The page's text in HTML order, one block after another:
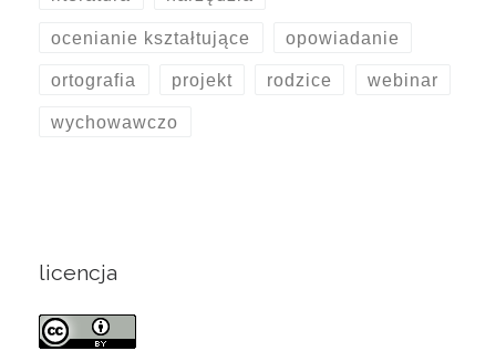
ocenianie kształtujące opowiadanie
ortografia projekt rodzice webinar
wychowawczo
licencja